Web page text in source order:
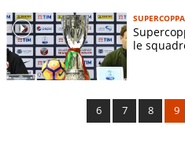
le
6 7 8 9